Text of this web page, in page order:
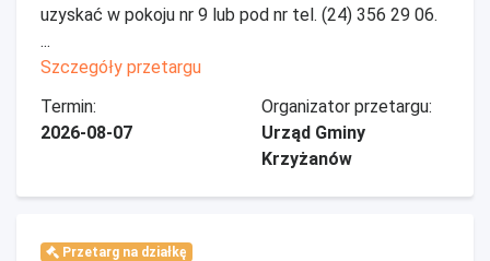
uzyskać w pokoju nr 9 lub pod nr tel. (24) 356 29 06.
...
Szczegóły przetargu
Termin:
2026-08-07
Organizator przetargu:
Urząd Gminy
Krzyżanów
Przetarg na działkę